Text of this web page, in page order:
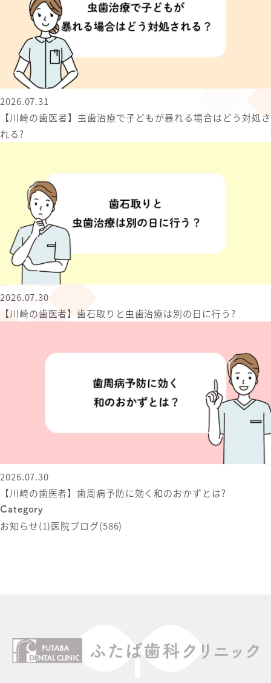
2026.07.31
【川崎の歯医者】虫歯治療で子どもが暴れる場合はどう対処さ
れる?
2026.07.30
【川崎の歯医者】歯石取りと虫歯治療は別の日に行う?
2026.07.30
【川崎の歯医者】歯周病予防に効く和のおかずとは?
Category
お知らせ(1)医院ブログ(586)